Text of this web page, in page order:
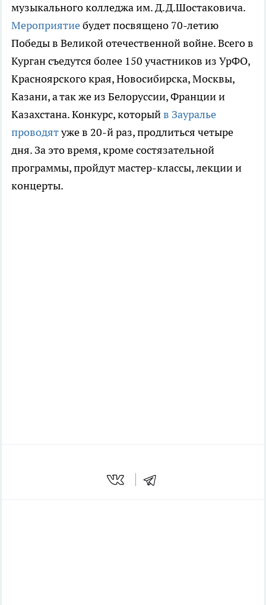
музыкального колледжа им. Д.Д.Шостаковича.
Мероприятиебудет посвящено 70-летию
Победы в Великой отечественной войне. Всего в
Курган съедутся более 150 участников из УрФО,
Красноярского края, Новосибирска, Москвы,
Казани, а так же из Белоруссии, Франции и
Казахстана. Конкурс, которыйв Зауралье
проводятуже в 20-й раз, продлиться четыре
дня. За это время, кроме состязательной
программы, пройдут мастер-классы, лекции и
концерты.